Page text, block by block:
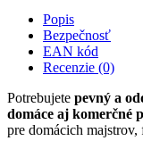
Popis
Bezpečnosť
EAN kód
Recenzie (0)
Potrebujete pevný a
domáce aj komerčné
pre domácich majstrov,